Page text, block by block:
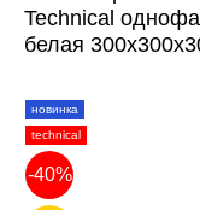
Technical
белая
новинка
technical
-40%